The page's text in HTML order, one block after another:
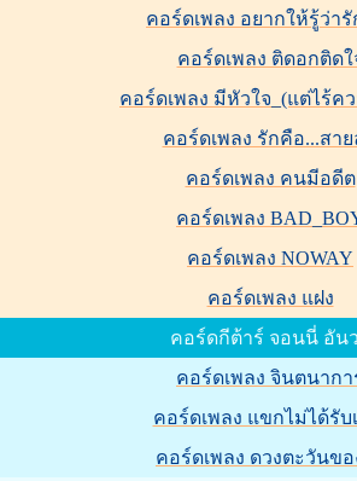
คอร์ดเพลง อยากให้รู้ว่ารั
คอร์ดเพลง ติดอกติดใ
คอร์ดเพลง มีหัวใจ_(แต่ไร้ค
คอร์ดเพลง รักคือ...สา
คอร์ดเพลง คนมีอดีต
คอร์ดเพลง
คอร์ดเพลง NOWAY
คอร์ดเพลง แฝง
คอร์ดกีต้าร์ จอนนี่ อัน
คอร์ดเพลง จินตนากา
คอร์ดเพลง แขกไม่ได้รับ
คอร์ดเพลง ดวงตะวันขอ